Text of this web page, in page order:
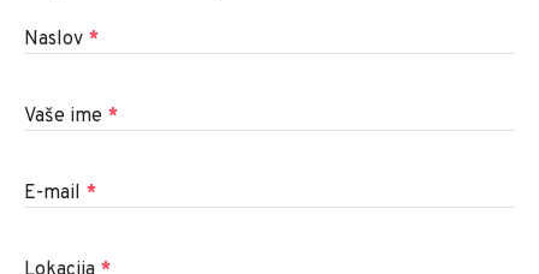
Naslov *
Vaše ime *
E-mail *